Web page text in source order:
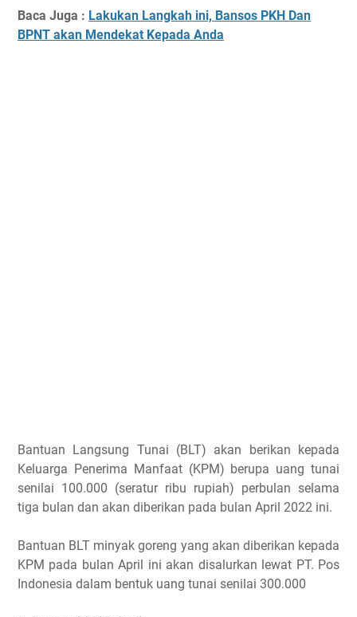
Baca Juga : Lakukan Langkah ini, Bansos PKH Dan
BPNT akan Mendekat Kepada Anda
Bantuan Langsung Tunai (BLT) akan berikan kepada
Keluarga Penerima Manfaat (KPM) berupa uang tunai
senilai 100.000 (seratur ribu rupiah) perbulan selama
tiga bulan dan akan diberikan pada bulan April 2022 ini.
Bantuan BLT minyak goreng yang akan diberikan kepada
KPM pada bulan April ini akan disalurkan lewat PT. Pos
Indonesia dalam bentuk uang tunai senilai 300.000